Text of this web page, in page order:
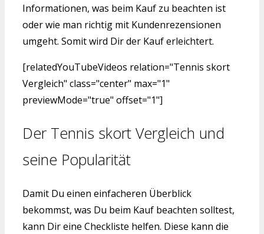
Informationen, was beim Kauf zu beachten ist
oder wie man richtig mit Kundenrezensionen
umgeht. Somit wird Dir der Kauf erleichtert.
[relatedYouTubeVideos relation="Tennis skort
Vergleich" class="center" max="1"
previewMode="true" offset="1"]
Der Tennis skort Vergleich und
seine Popularität
Damit Du einen einfacheren Überblick
bekommst, was Du beim Kauf beachten solltest,
kann Dir eine Checkliste helfen. Diese kann die